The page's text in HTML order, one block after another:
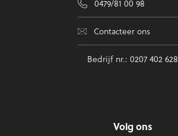
0479/81 00 98
Contacteer ons
Bedrijf nr.: 0207 402 628
Volg ons